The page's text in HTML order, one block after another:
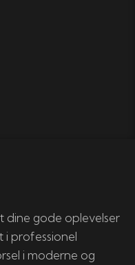
dine gode oplevelser
i professionel
i moderne og